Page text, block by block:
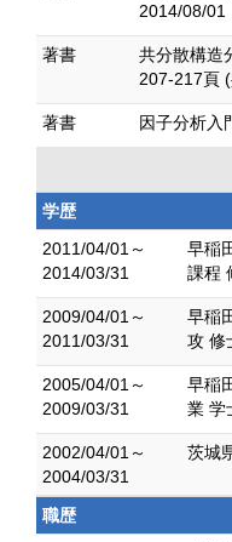
2014/08/01
著書
共分散構造
207-217頁
著書 因子分析入
学歴
2011/04/01～
2014/03/31
早稲
課程
2009/04/01～
2011/03/31
早稲
攻 修
2005/04/01～
2009/03/31
早稲
業 学
2002/04/01～
2004/03/31
茨城
職歴